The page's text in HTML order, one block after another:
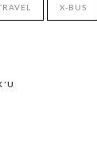
X-BUS